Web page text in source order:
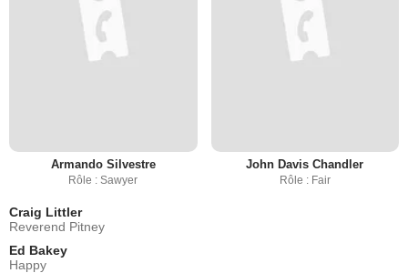
Armando Silvestre
Rôle : Sawyer
John Davis Chandler
Rôle : Fair
Craig Littler
Reverend Pitney
Ed Bakey
Happy